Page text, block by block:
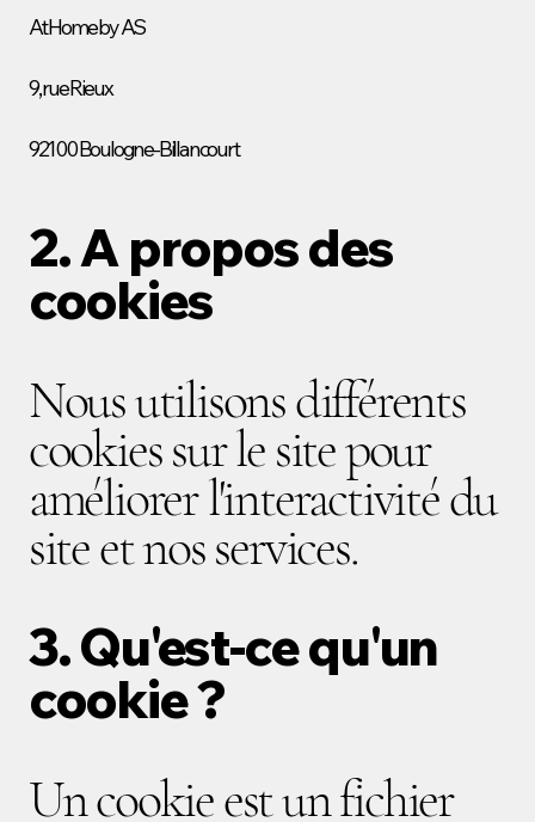
At Home by AS
9, rue Rieux
92100 Boulogne-Billancourt
2. A propos des
cookies
Nous utilisons différents
cookies sur le site pour
améliorer l'interactivité du
site et nos services.
3. Qu'est-ce qu'un
cookie ?
Un cookie est un fichier